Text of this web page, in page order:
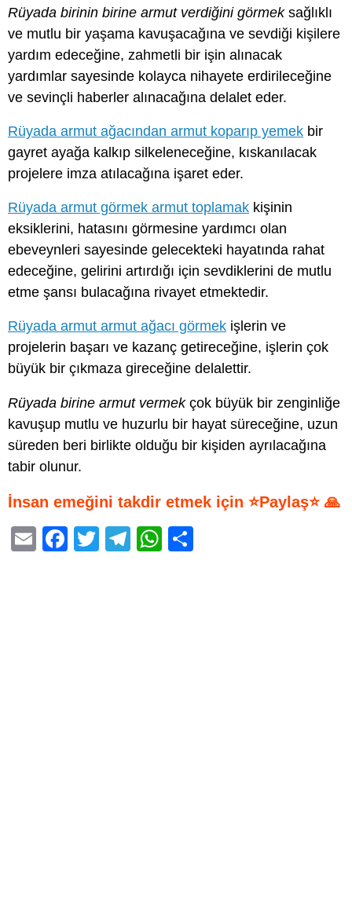
Rüyada birinin birine armut verdiğini görmeksağlıklı
ve mutlu bir yaşama kavuşacağına ve sevdiği kişilere
yardım edeceğine, zahmetli bir işin alınacak
yardımlar sayesinde kolayca nihayete erdirileceğine
ve sevinçli haberler alınacağına delalet eder.
Rüyada armut ağacından armut koparıp yemek bir
gayret ayağa kalkıp silkeleneceğine, kıskanılacak
projelere imza atılacağına işaret eder.
Rüyada armut görmek armut toplamak kişinin
eksiklerini, hatasını görmesine yardımcı olan
ebeveynleri sayesinde gelecekteki hayatında rahat
edeceğine, gelirini artırdığı için sevdiklerini de mutlu
etme şansı bulacağına rivayet etmektedir.
Rüyada armut armut ağacı görmek işlerin ve
projelerin başarı ve kazanç getireceğine, işlerin çok
büyük bir çıkmaza gireceğine delalettir.
Rüyada birine armut vermekçok büyük bir zenginliğe
kavuşup mutlu ve huzurlu bir hayat süreceğine, uzun
süreden beri birlikte olduğu bir kişiden ayrılacağına
tabir olunur.
İnsan emeğini takdir etmek için ⭐Paylaş⭐ 🙏
E
F
T
T
W